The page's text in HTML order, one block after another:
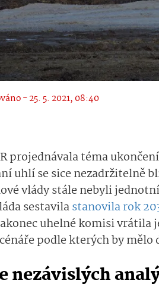
- 25. 5. 2021, 08:40
projednávala téma
uhlí se sice nezadržitelně
vlády stále nebyli
sestavilastanovila rok
uhelné komisi
podle kterých by
nezávislých